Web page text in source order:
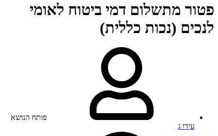
פטור מתשלום דמי ביטוח לאומי
לנכים (נכות כללית)
פותח הנושא
עידו ג